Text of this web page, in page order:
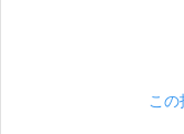
こ